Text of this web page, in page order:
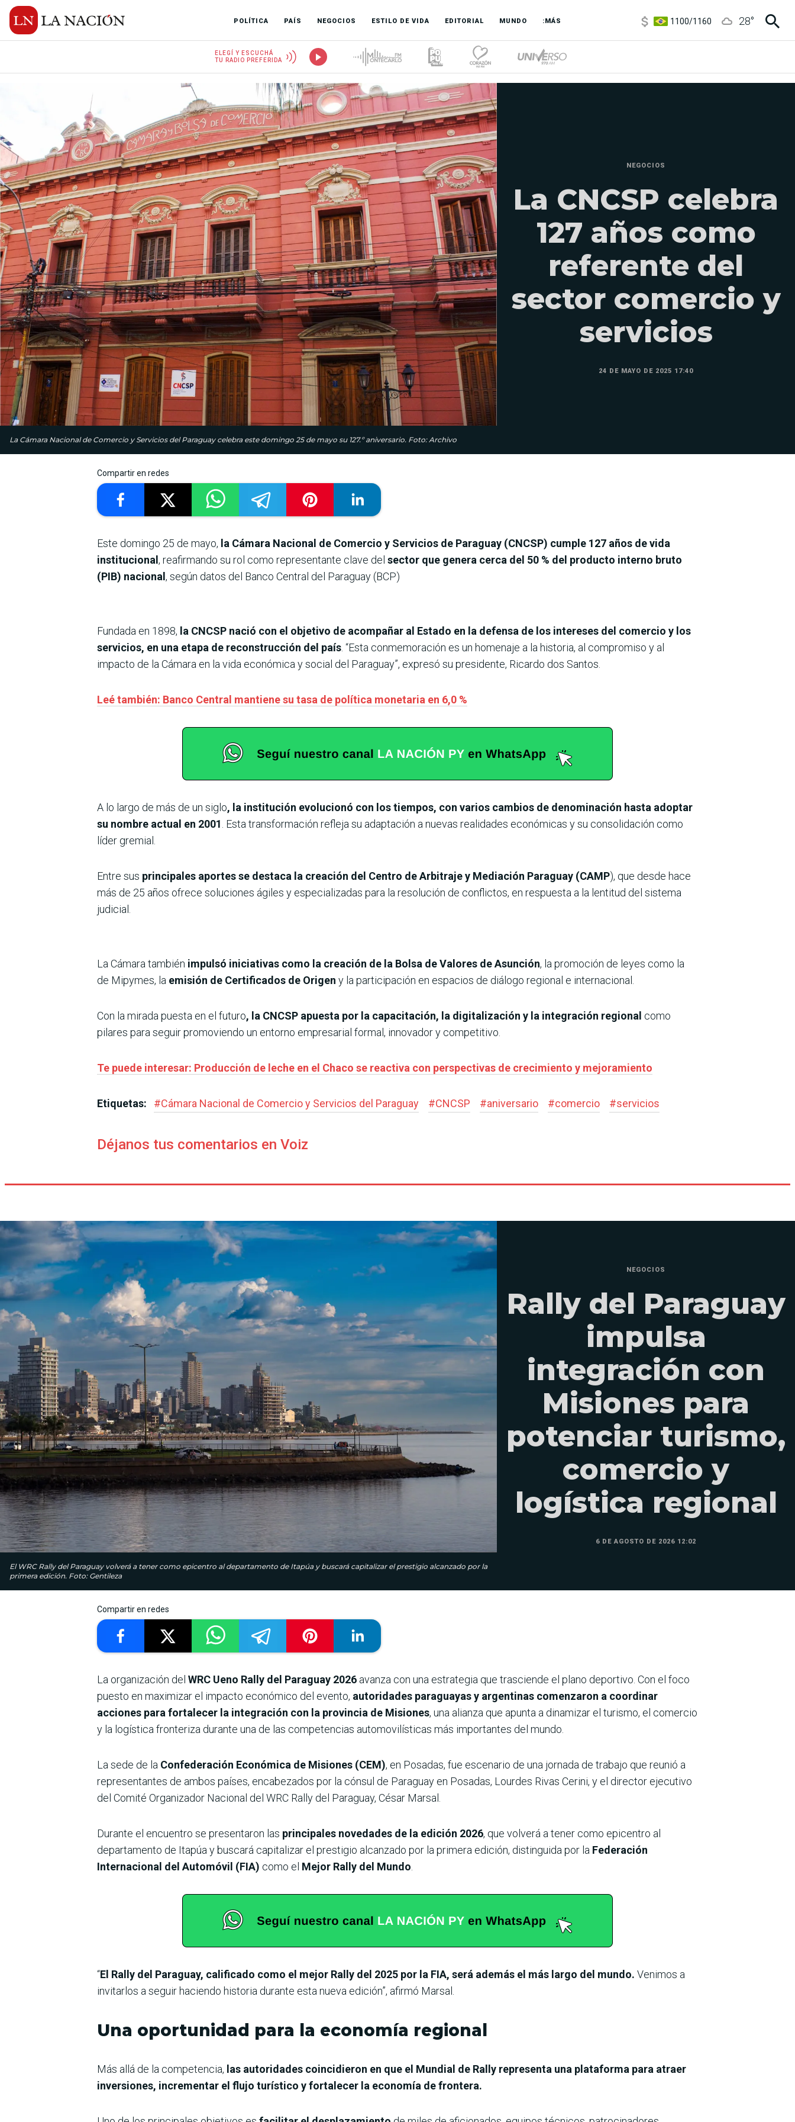
POLÍTICA PAÍS NEGOCIOS ESTILO DE VIDA EDITORIAL MUNDO :MÁS
3,8/4
28°
ELEGÍ Y ESCUCHÁ
TU RADIO PREFERIDA
La Cámara Nacional de Comercio y Servicios del Paraguay celebra este domingo 25 de mayo su 127.º aniversario. Foto: Archivo
NEGOCIOS
La CNCSP celebra
127 años como
referente del
sector comercio y
servicios
24 DE MAYO DE 2025 17:40
Compartir en redes
Este domingo 25 de mayo, la Cámara Nacional de Comercio y Servicios de Paraguay (CNCSP) cumple 127 años de vida
institucional, reafirmando su rol como representante clave del sector que genera cerca del 50 % del producto interno bruto
(PIB) nacional, según datos del Banco Central del Paraguay (BCP)
Fundada en 1898, la CNCSP nació con el objetivo de acompañar al Estado en la defensa de los intereses del comercio y los
servicios, en una etapa de reconstrucción del país . “Esta conmemoración es un homenaje a la historia, al compromiso y al
impacto de la Cámara en la vida económica y social del Paraguay”, expresó su presidente, Ricardo dos Santos.
Leé también: Banco Central mantiene su tasa de política monetaria en 6,0 %
A lo largo de más de un siglo, la institución evolucionó con los tiempos, con varios cambios de denominación hasta adoptar
su nombre actual en 2001 . Esta transformación refleja su adaptación a nuevas realidades económicas y su consolidación como
líder gremial.
Entre sus principales aportes se destaca la creación del Centro de Arbitraje y Mediación Paraguay (CAMP), que desde hace
más de 25 años ofrece soluciones ágiles y especializadas para la resolución de conflictos, en respuesta a la lentitud del sistema
judicial.
La Cámara también impulsó iniciativas como la creación de la Bolsa de Valores de Asunción, la promoción de leyes como la
de Mipymes, la emisión de Certificados de Origen y la participación en espacios de diálogo regional e internacional.
Con la mirada puesta en el futuro, la CNCSP apuesta por la capacitación, la digitalización y la integración regional como
pilares para seguir promoviendo un entorno empresarial formal, innovador y competitivo.
Te puede interesar: Producción de leche en el Chaco se reactiva con perspectivas de crecimiento y mejoramiento
Etiquetas: #Cámara Nacional de Comercio y Servicios del Paraguay #CNCSP #aniversario #comercio #servicios
Déjanos tus comentarios en Voiz
El WRC Rally del Paraguay volverá a tener como epicentro al departamento de Itapúa y buscará capitalizar el prestigio alcanzado por la
primera edición. Foto: Gentileza
NEGOCIOS
Rally del Paraguay
impulsa
integración con
Misiones para
potenciar turismo,
comercio y
logística regional
6 DE AGOSTO DE 2026 12:02
Compartir en redes
La organización del WRC Ueno Rally del Paraguay 2026 avanza con una estrategia que trasciende el plano deportivo. Con el foco
puesto en maximizar el impacto económico del evento, autoridades paraguayas y argentinas comenzaron a coordinar
acciones para fortalecer la integración con la provincia de Misiones, una alianza que apunta a dinamizar el turismo, el comercio
y la logística fronteriza durante una de las competencias automovilísticas más importantes del mundo.
La sede de la Confederación Económica de Misiones (CEM), en Posadas, fue escenario de una jornada de trabajo que reunió a
representantes de ambos países, encabezados por la cónsul de Paraguay en Posadas, Lourdes Rivas Cerini, y el director ejecutivo
del Comité Organizador Nacional del WRC Rally del Paraguay, César Marsal.
Durante el encuentro se presentaron las principales novedades de la edición 2026, que volverá a tener como epicentro al
departamento de Itapúa y buscará capitalizar el prestigio alcanzado por la primera edición, distinguida por la Federación
Internacional del Automóvil (FIA) como el Mejor Rally del Mundo.
“El Rally del Paraguay, calificado como el mejor Rally del 2025 por la FIA, será además el más largo del mundo. Venimos a
invitarlos a seguir haciendo historia durante esta nueva edición”, afirmó Marsal.
Una oportunidad para la economía regional
Más allá de la competencia, las autoridades coincidieron en que el Mundial de Rally representa una plataforma para atraer
inversiones, incrementar el flujo turístico y fortalecer la economía de frontera.